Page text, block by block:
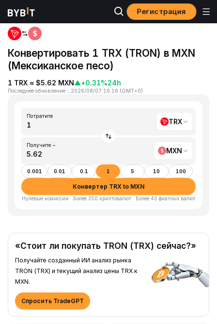
Регистрация
Главная
Конвертировать 1 TRX (TRON) в MXN
(Мексиканское песо)
1 TRX ≈ $5.62 MXN▲+0.31%24h
Последнее обновление ： 2026/08/07 16:16 (GMT+0)
Потратите
TRX
Получите ~
MXN
0.001 0.01 0.1 1 5 10 100
Конвертер TRX to MXN
Нулевые комиссии · Более 350 криптовалют · Более 40 фиатных валют
«Стоит ли покупать TRON (TRX) сейчас?»
Получайте созданный ИИ анализ рынка
TRON (TRX) и текущий анализ цены TRX к
MXN.
Спросить TradeGPT